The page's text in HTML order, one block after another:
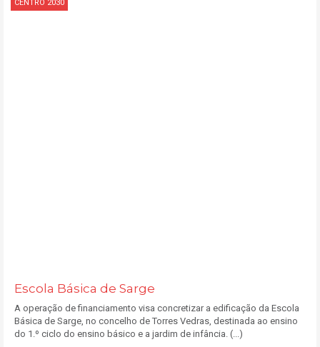
CENTRO 2030
Escola Básica de Sarge
A operação de financiamento visa concretizar a edificação da Escola
Básica de Sarge, no concelho de Torres Vedras, destinada ao ensino
do 1.º ciclo do ensino básico e a jardim de infância. (...)